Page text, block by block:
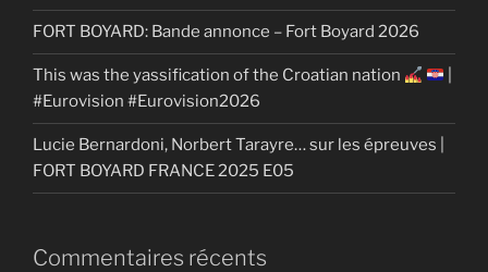
FORT BOYARD: Bande annonce – Fort Boyard 2026
This was the yassification of the Croatian nation
#Eurovision #Eurovision2026
Lucie Bernardoni, Norbert Tarayre… sur les épreuves |
FORT BOYARD FRANCE 2025 E05
Commentaires récents